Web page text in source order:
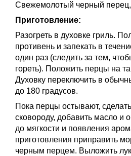
Свежемолотый черный перец,
Приготовление:
Разогреть в духовке гриль.
противень и запекать в
один раз (следить за тем,
гореть). Положить перцы на
Духовку переключить в
до 180 градусов.
Пока перцы остывают,
сковороду, добавить масло и
до мягкости и появления
приготовления приправить
черным перцем. Выложить